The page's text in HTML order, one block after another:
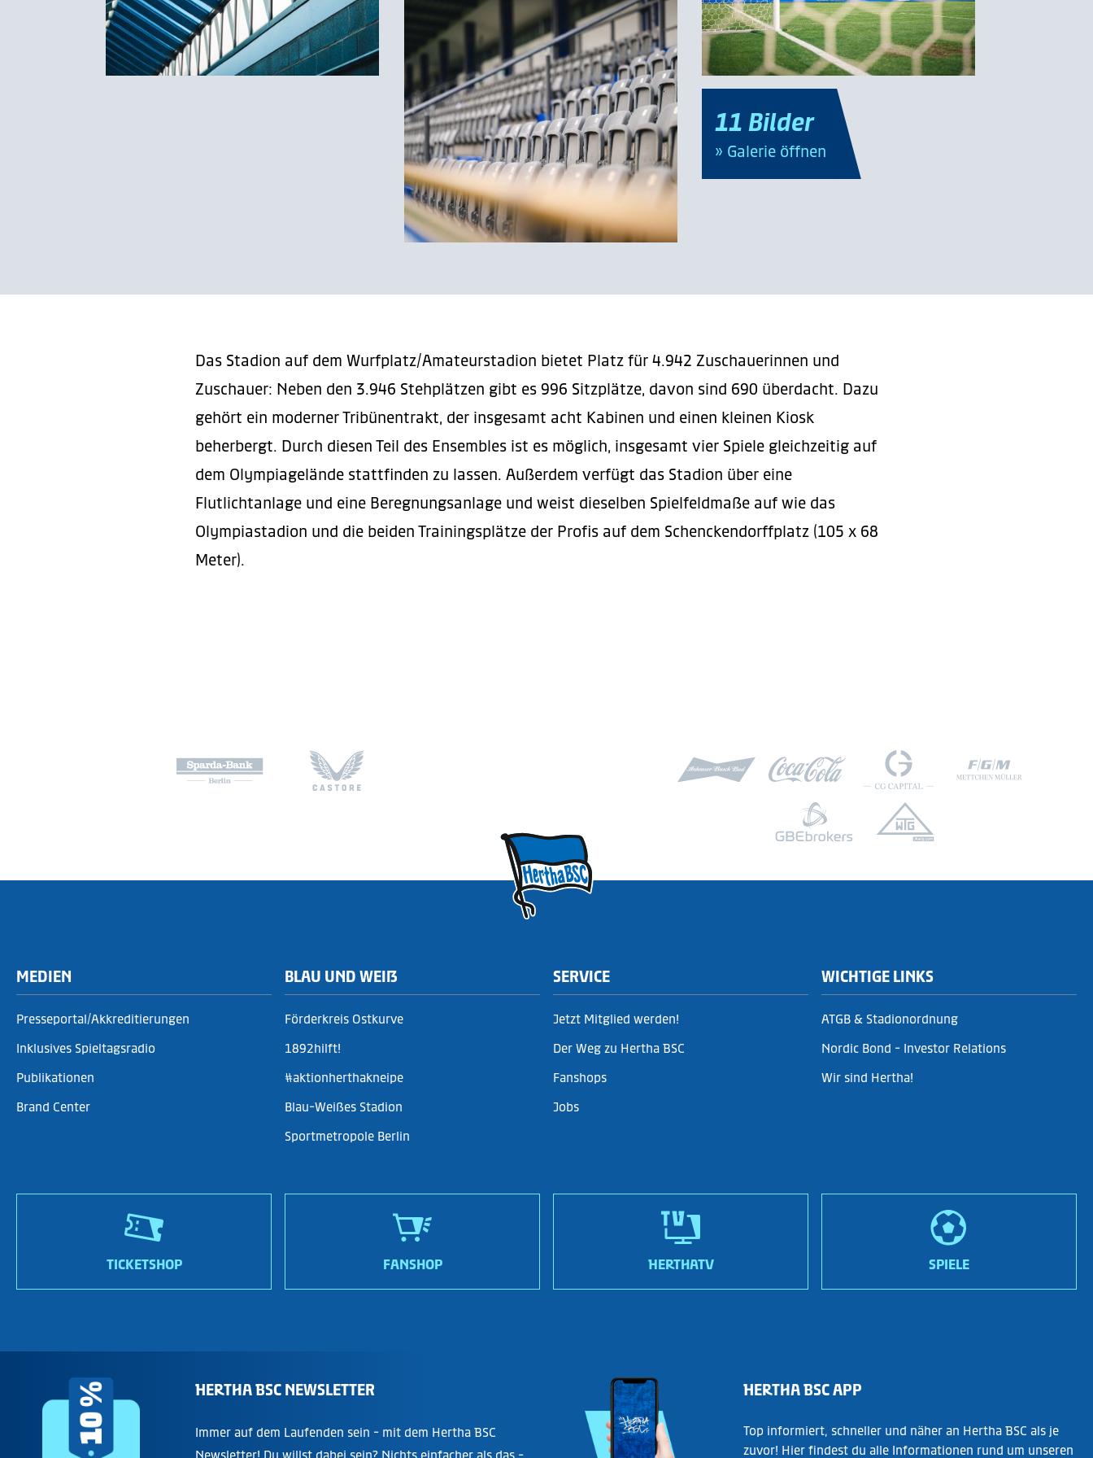
11 Bilder
» Galerie öffnen
Das Stadion auf dem Wurfplatz/Amateurstadion bietet Platz für 4.942 Zuschauerinnen und
Zuschauer: Neben den 3.946 Stehplätzen gibt es 996 Sitzplätze, davon sind 690 überdacht. Dazu
gehört ein moderner Tribünentrakt, der insgesamt acht Kabinen und einen kleinen Kiosk
beherbergt. Durch diesen Teil des Ensembles ist es möglich, insgesamt vier Spiele gleichzeitig auf
dem Olympiagelände stattfinden zu lassen. Außerdem verfügt das Stadion über eine
Flutlichtanlage und eine Beregnungsanlage und weist dieselben Spielfeldmaße auf wie das
Olympiastadion und die beiden Trainingsplätze der Profis auf dem Schenckendorffplatz (105 x 68
Meter).
MEDIEN
Presseportal/Akkreditierungen
Inklusives Spieltagsradio
Publikationen
Brand Center
BLAU UND WEIẞ
Förderkreis Ostkurve
1892hilft!
#aktionherthakneipe
Blau-Weißes Stadion
Sportmetropole Berlin
SERVICE
Jetzt Mitglied werden!
Der Weg zu Hertha BSC
Fanshops
Jobs
WICHTIGE LINKS
ATGB & Stadionordnung
Nordic Bond - Investor Relations
Wir sind Hertha!
TICKETSHOP FANSHOP HERTHATV SPIELE
HERTHA BSC NEWSLETTER
Immer auf dem Laufenden sein - mit dem Hertha BSC
HERTHA BSC APP
Top informiert, schneller und näher an Hertha BSC als je
zuvor! Hier findest du alle Informationen rund um unseren